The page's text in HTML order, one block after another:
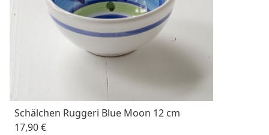
Schälchen Ruggeri Blue Moon 12 cm
17,90 €